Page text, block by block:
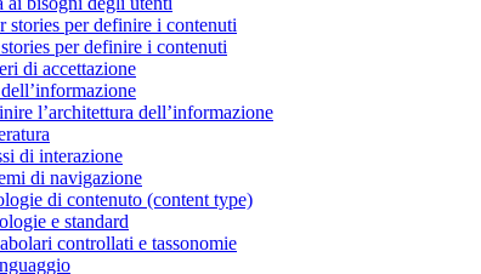
stories per definire i contenuti
per definire i contenuti
di accettazione
l’architettura dell’informazione
di interazione
di navigazione
di contenuto (content type)
e standard
controllati e tassonomie